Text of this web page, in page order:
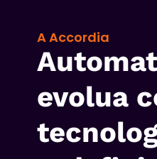
A Accordia
evolua